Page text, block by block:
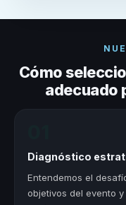
Cómo
adecuado
Diagnóstico
Entendemos el
objetivos del evento